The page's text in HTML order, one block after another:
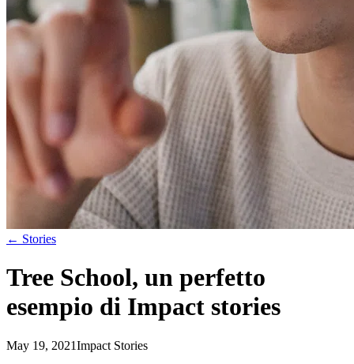
← Stories
Tree School, un perfetto
esempio di Impact stories
May 19, 2021Impact Stories